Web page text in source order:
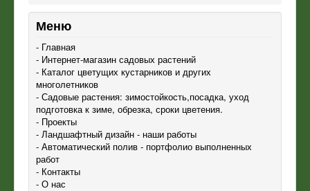
Меню
- Главная
- Интернет-магазин садовых растений
- Каталог цветущих кустарников и других
многолетников
- Садовые растения: зимостойкость,посадка, уход
подготовка к зиме, обрезка, сроки цветения.
- Проекты
- Ландшафтный дизайн - наши работы
- Автоматический полив - портфолио выполненных
работ
- Контакты
- О нас